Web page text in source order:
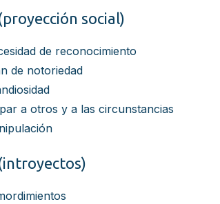
social)
de reconocimiento
de notoriedad
a otros y a las circunstancias